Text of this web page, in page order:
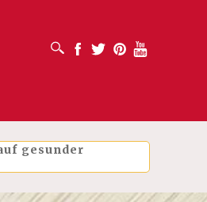
SUCHFELD ÖFFNENFacebook
Twitter PinterestYoutube
gesunder